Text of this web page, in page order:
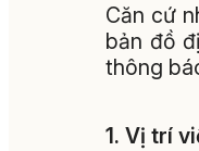
Căn cứ
bản đồ
thông
1. Vị trí